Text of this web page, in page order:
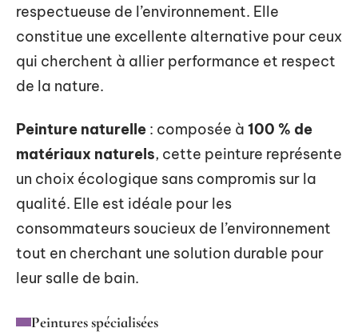
respectueuse de l’environnement. Elle
constitue une excellente alternative pour ceux
qui cherchent à allier performance et respect
de la nature.
Peinture naturelle : composée à 100 % de
matériaux naturels, cette peinture représente
un choix écologique sans compromis sur la
qualité. Elle est idéale pour les
consommateurs soucieux de l’environnement
tout en cherchant une solution durable pour
leur salle de bain.
Peintures spécialisées